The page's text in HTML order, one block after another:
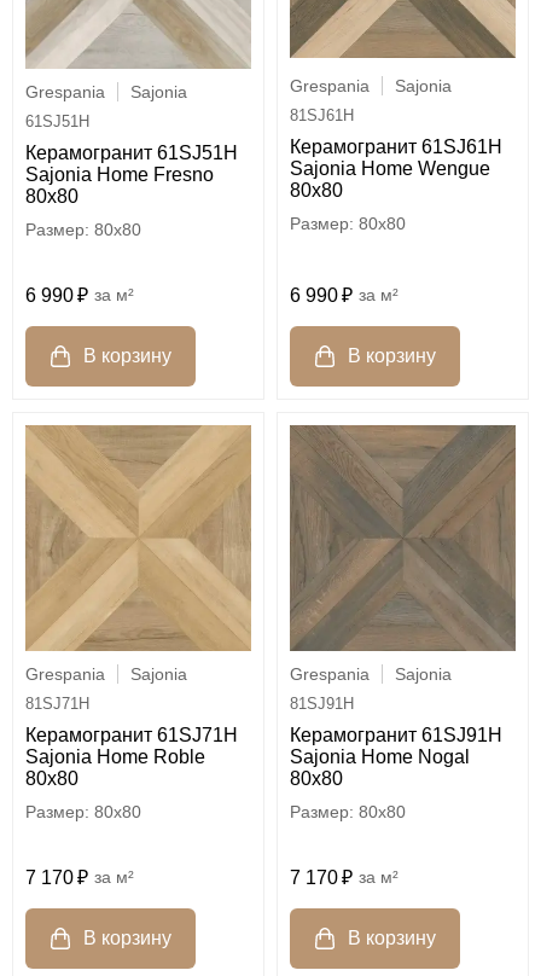
Grespania Sajonia
61SJ51H
Керамогранит 61SJ51H
Sajonia Home Fresno
80x80
80x80
6 990 м²
Grespania Sajonia
81SJ61H
Керамогранит 61SJ61H
Sajonia Home Wengue
80x80
80x80
6 990 м²
Grespania Sajonia
81SJ71H
Керамогранит 61SJ71H
Sajonia Home Roble
80x80
80x80
7 170 м²
Grespania Sajonia
81SJ91H
Керамогранит 61SJ91H
Sajonia Home Nogal
80x80
80x80
7 170 м²